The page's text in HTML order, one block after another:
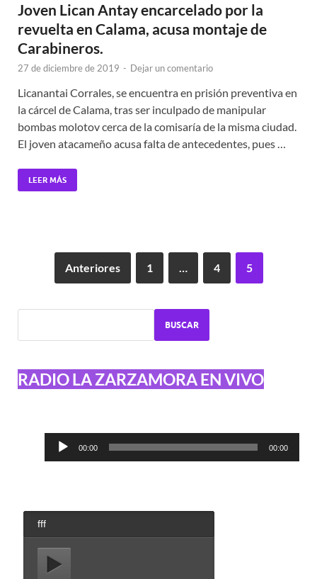
Joven Lican Antay encarcelado por la
revuelta en Calama, acusa montaje de
Carabineros.
27 de diciembre de 2019 - Dejar un comentario
Licanantai Corrales, se encuentra en prisión preventiva en
la cárcel de Calama, tras ser inculpado de manipular
bombas molotov cerca de la comisaría de la misma ciudad.
El joven atacameño acusa falta de antecedentes, pues …
LEER MÁS
Anteriores 1 … 4 5
BUSCAR
RADIO LA ZARZAMORA EN VIVO
Reproductor
00:00 00:00